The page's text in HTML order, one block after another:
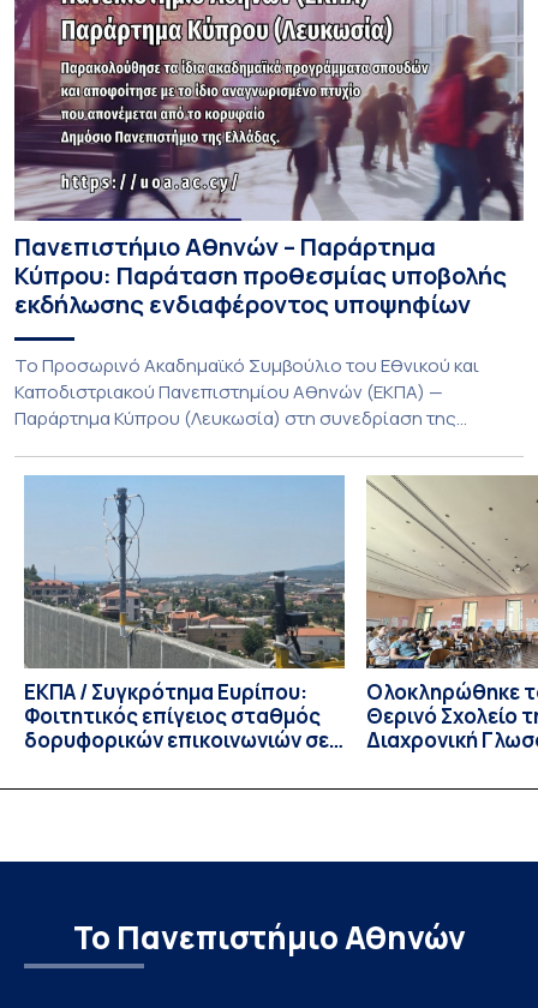
Πανεπιστήμιο Αθηνών – Παράρτημα
Κύπρου: Παράταση προθεσμίας υποβολής
εκδήλωσης ενδιαφέροντος υποψηφίων
Το Προσωρινό Ακαδημαϊκό Συμβούλιο του Εθνικού και
Καποδιστριακού Πανεπιστημίου Αθηνών (ΕΚΠΑ) —
Παράρτημα Κύπρου (Λευκωσία) στη συνεδρίαση της
παράταση της προθεσμίας υποβολής εκδήλωσης
ενδιαφέροντος για την φοίτηση σε Προγράμματα Σπουδών,
Τμημάτων του Πανεπιστημίου μας στο Παράρτημα Κύπρου
για το ακαδημαϊκό έτος 2026-2027, έως τη Δευτέρα 31
Αυγούστου 2026. […]
ΕΚΠΑ / Συγκρότημα Ευρίπου:
Φοιτητικός επίγειος σταθμός
δορυφορικών επικοινωνιών σε
Ολοκληρώθηκε
Θερινό Σχολείο
Διαχρονική
Linguistics in
Το Πανεπιστήμιο Αθηνών